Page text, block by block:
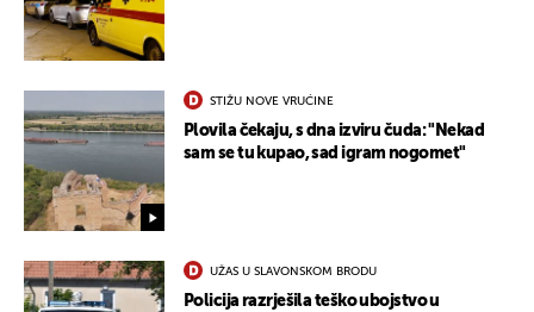
STIŽU NOVE VRUĆINE
Plovila čekaju, s dna izviru čuda: "Nekad
sam se tu kupao, sad igram nogomet"
UŽAS U SLAVONSKOM BRODU
Policija razrješila teško ubojstvo u